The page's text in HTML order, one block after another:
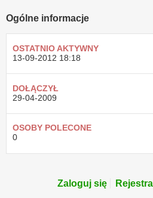
Ogólne informacje
OSTATNIO AKTYWNY
13-09-2012 18:18
DOŁĄCZYŁ
29-04-2009
OSOBY POLECONE
0
Zaloguj się